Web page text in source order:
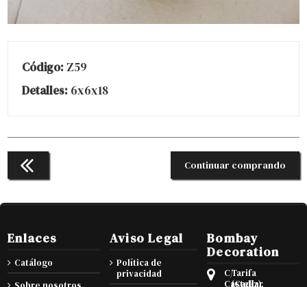
Código: Z59
Detalles: 6x6x18
Continuar comprando
Enlaces
Catálogo
Aviso Legal
Política de
privacidad
Bombay
Decoration
C/
Castellar
Tarifa
(Cadiz),